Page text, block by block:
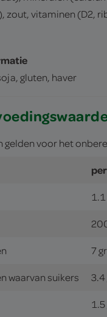
zout, vitaminen (D2,
gluten, haver
gelden voor het
7
waarvan suikers 3.4